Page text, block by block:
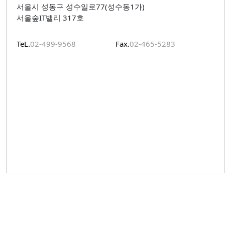
서울시 성동구 성수일로77(성수동1가)
서울숲IT밸리 317호
TeL.02-499-9568 Fax.02-465-5283